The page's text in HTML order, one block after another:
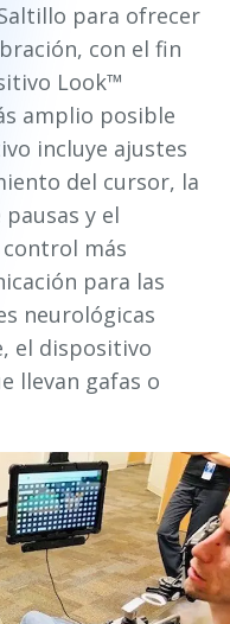
para ofrecer
con el fin
Look™
amplio posible
incluye ajustes
del cursor, la
y el
más
para las
neurológicas
el dispositivo
llevan gafas o